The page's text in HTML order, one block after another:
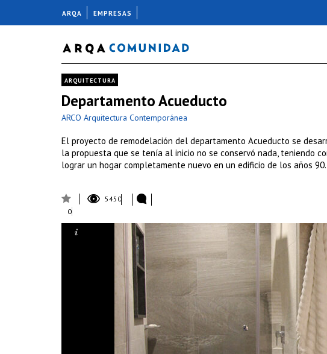
ARQUITECTURA
Departamento Acueducto
ARCO Arquitectura Contemporánea
El proyecto de remodelación del departamento Acueducto se
la propuesta que se tenía al inicio no se conservó nada, teniendo
lograr un hogar completamente nuevo en un edificio de los años 90.
5450
0
ARQA EMPRESAS